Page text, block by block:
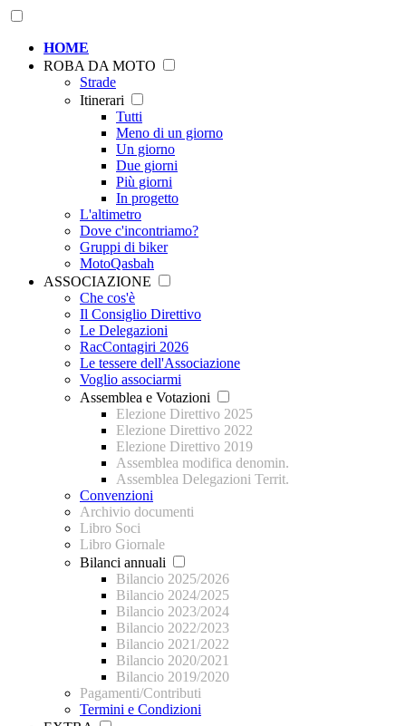
HOME
ROBA DA MOTO
Strade
Itinerari
Tutti
Meno di un giorno
Un giorno
Due giorni
Più giorni
In progetto
L'altimetro
Dove c'incontriamo?
Gruppi di biker
MotoQasbah
ASSOCIAZIONE
Che cos'è
Il Consiglio Direttivo
Le Delegazioni
RacContagiri 2026
Le tessere dell'Associazione
Voglio associarmi
Assemblea e Votazioni
Elezione Direttivo 2025
Elezione Direttivo 2022
Elezione Direttivo 2019
Assemblea modifica denomin.
Assemblea Delegazioni Territ.
Convenzioni
Archivio documenti
Libro Soci
Libro Giornale
Bilanci annuali
Bilancio 2025/2026
Bilancio 2024/2025
Bilancio 2023/2024
Bilancio 2022/2023
Bilancio 2021/2022
Bilancio 2020/2021
Bilancio 2019/2020
Pagamenti/Contributi
Termini e Condizioni